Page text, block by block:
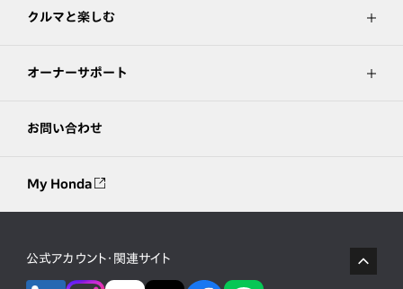
クルマと楽しむ
オーナーサポート
お問い合わせ
My Honda
公式アカウント・関連サイト